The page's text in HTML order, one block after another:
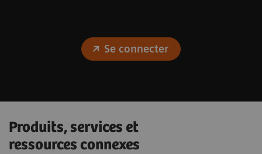
Se connecter
Produits, services et
ressources connexes